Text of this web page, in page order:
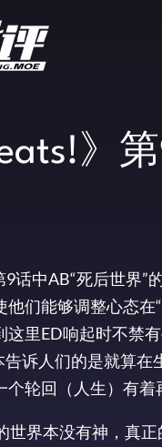
》
话中AB“死后世界”
们能够调整心态
这里ED响起时不禁
诉人们的是就算在
轮回（人生）有
世界本没有神，真